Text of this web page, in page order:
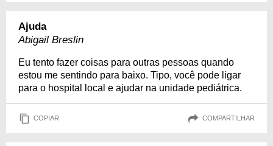
Ajuda
Abigail Breslin
Eu tento fazer coisas para outras pessoas quando
estou me sentindo para baixo. Tipo, você pode ligar
para o hospital local e ajudar na unidade pediátrica.
COPIAR COMPARTILHAR